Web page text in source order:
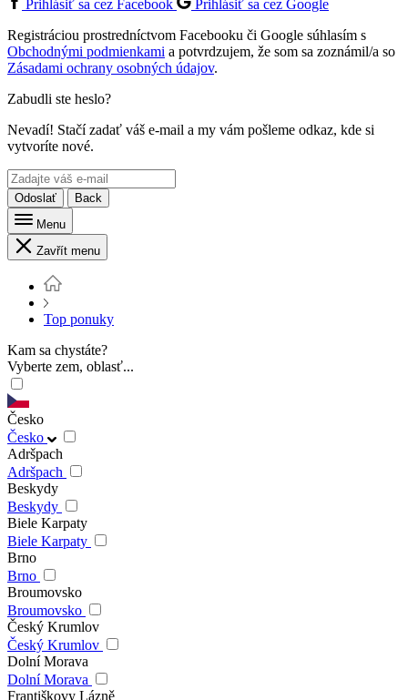
Prihlásiť sa cez Facebook
Prihlásiť sa cez Google
Registráciou prostredníctvom Facebooku či Google súhlasím s
Obchodnými podmienkami a potvrdzujem, že som sa zoznámil/a so
Zásadami ochrany osobných údajov.
Zabudli ste heslo?
Nevadí! Stačí zadať váš e-mail a my vám pošleme odkaz, kde si
vytvoríte nové.
Odoslať
Back
Menu
Zavřít menu
Top ponuky
Kam sa chystáte?
Vyberte zem, oblasť...
Česko
Česko
Adršpach
Adršpach
Beskydy
Beskydy
Biele Karpaty
Biele Karpaty
Brno
Brno
Broumovsko
Broumovsko
Český Krumlov
Český Krumlov
Dolní Morava
Dolní Morava
Františkovy Lázně